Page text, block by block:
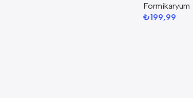
Formikaryum
₺199,99